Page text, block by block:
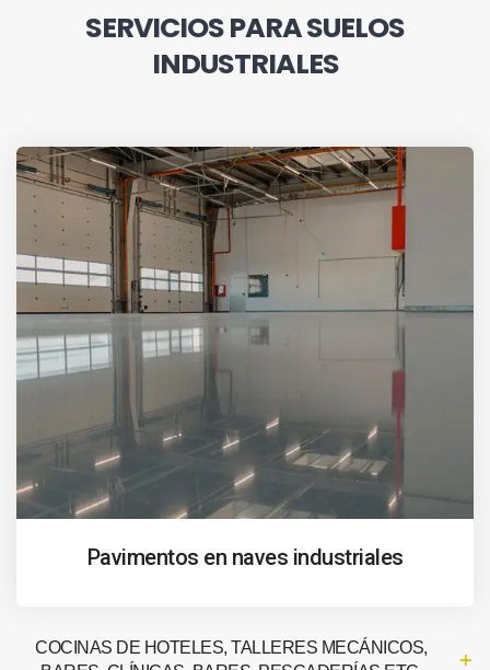
SERVICIOS PARA SUELOS
INDUSTRIALES
Pavimentos en naves industriales
COCINAS DE HOTELES, TALLERES MECÁNICOS,